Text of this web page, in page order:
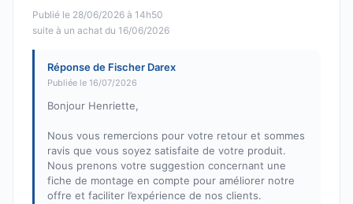
Publié le 28/06/2026 à 14h50
suite à un achat du 16/06/2026
Réponse de Fischer Darex
Publiée le 16/07/2026
Bonjour Henriette,
Nous vous remercions pour votre retour et sommes
ravis que vous soyez satisfaite de votre produit.
Nous prenons votre suggestion concernant une
fiche de montage en compte pour améliorer notre
offre et faciliter l’expérience de nos clients.